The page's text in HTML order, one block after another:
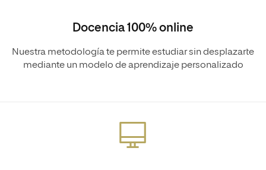
Docencia 100% online
Nuestra metodología te permite estudiar sin desplazarte
mediante un modelo de aprendizaje personalizado